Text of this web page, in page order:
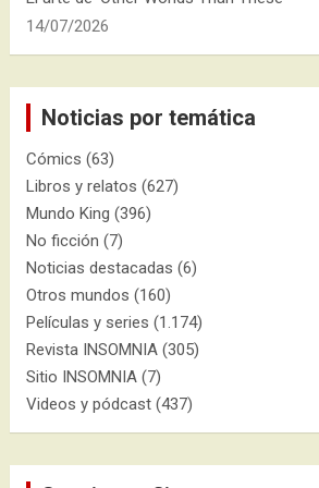
14/07/2026
Noticias por temática
Cómics (63)
Libros y relatos (627)
Mundo King (396)
No ficción (7)
Noticias destacadas (6)
Otros mundos (160)
Películas y series (1.174)
Revista INSOMNIA (305)
Sitio INSOMNIA (7)
Videos y pódcast (437)